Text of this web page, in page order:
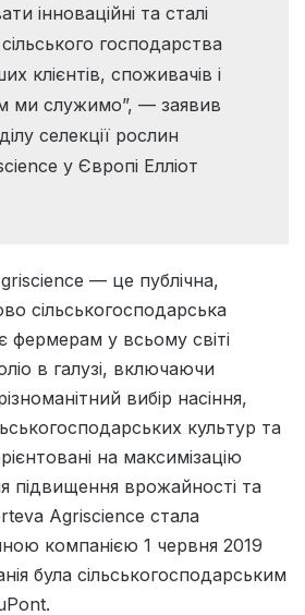
інноваційні та сталі
господарства
клієнтів, споживачів і
ми служимо”, — заявив
селекції рослин
у Європі Елліот
— це публічна,
сільськогосподарська
фермерам у всьому світі
в галузі, включаючи
вибір насіння,
культур та
на максимізацію
підвищення врожайності та
Agriscience стала
компанією 1 червня 2019
була сільськогосподарським